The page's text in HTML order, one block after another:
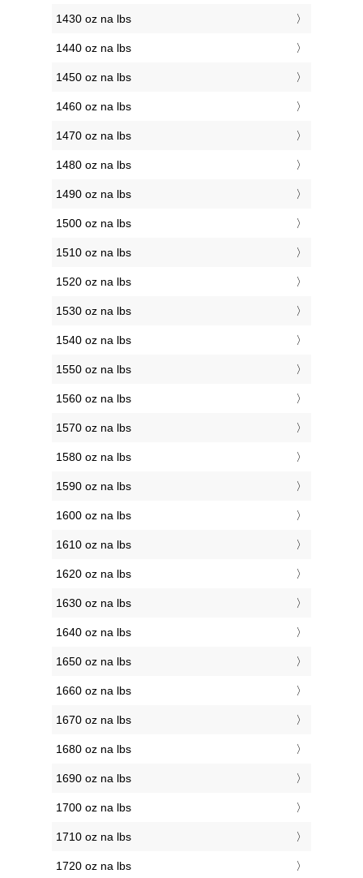
1430 oz na lbs
1440 oz na lbs
1450 oz na lbs
1460 oz na lbs
1470 oz na lbs
1480 oz na lbs
1490 oz na lbs
1500 oz na lbs
1510 oz na lbs
1520 oz na lbs
1530 oz na lbs
1540 oz na lbs
1550 oz na lbs
1560 oz na lbs
1570 oz na lbs
1580 oz na lbs
1590 oz na lbs
1600 oz na lbs
1610 oz na lbs
1620 oz na lbs
1630 oz na lbs
1640 oz na lbs
1650 oz na lbs
1660 oz na lbs
1670 oz na lbs
1680 oz na lbs
1690 oz na lbs
1700 oz na lbs
1710 oz na lbs
1720 oz na lbs